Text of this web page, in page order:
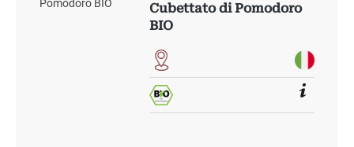
Cubettato di Pomodoro
BIO